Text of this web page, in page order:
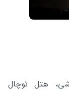
هتل توچال